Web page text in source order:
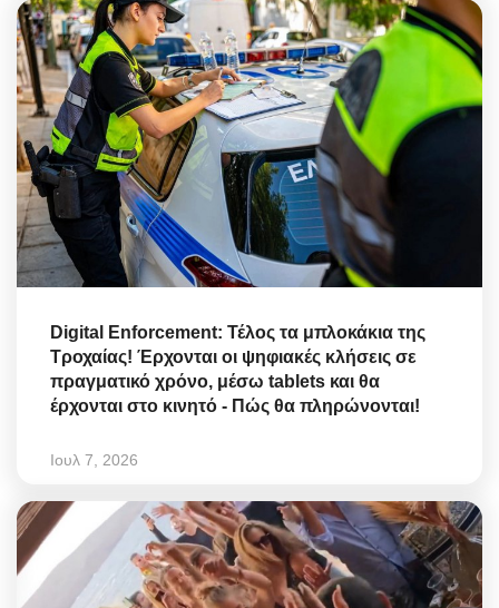
Digital Enforcement: Τέλος τα μπλοκάκια της
Τροχαίας! Έρχονται οι ψηφιακές κλήσεις σε
πραγματικό χρόνο, μέσω tablets και θα
έρχονται στο κινητό - Πώς θα πληρώνονται!
Ιουλ 7, 2026